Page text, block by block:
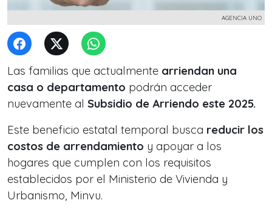
AGENCIA UNO
Las familias que actualmente arriendan una
casa o departamento podrán acceder
nuevamente al Subsidio de Arriendo este 2025.
Este beneficio estatal temporal busca reducir los
costos de arrendamiento y apoyar a los
hogares que cumplen con los requisitos
establecidos por el Ministerio de Vivienda y
Urbanismo, Minvu.